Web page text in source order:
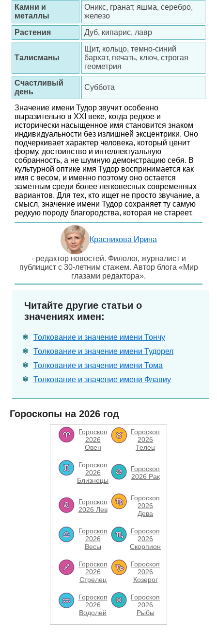
Камни и
металлы
Оникс, гранат, яшма, серебро,
железо
Растения
Дуб, кипарис, лавр
Талисманы
Щит, кольцо, темно-синий
бархат, печать, ключ, строгая
геометрия
Счастливый
день
Суббота
Значение имени Тудор звучит особенно
выразительно в XXI веке, когда редкое и
исторически насыщенное имя становится знаком
индивидуальности без излишней эксцентрики. Оно
подчеркивает характер человека, который ценит
форму, достоинство и интеллектуальную
собранность, а не шумную демонстрацию себя. В
культурной оптике имя Тудор воспринимается как
имя с весом, и именно поэтому оно остается
заметным среди более легковесных современных
вариантов. Для тех, кто ищет не просто звучание, а
смысл, значение имени Тудор сохраняет ту самую
редкую породу благородства, которая не стареет.
Красникова Ирина
- редактор новостей. Филолог, журналист и
публицист с 30-летним стажем. Автор блога «Мир
глазами редактора».
Читайте другие статьи о
значениях имен:
Толкование и значение имени Тончу
Толкование и значение имени Тудорел
Толкование и значение имени Тома
Толкование и значение имени Флавиу
Гороскопы на 2026 год
Гороскоп
2026
Овен
Гороскоп
2026
Телец
Гороскоп
2026
Близнецы
Гороскоп
2026 Рак
Гороскоп
2026 Лев
Гороскоп
2026
Дева
Гороскоп
2026
Весы
Гороскоп
2026
Скорпион
Гороскоп
2026
Стрелец
Гороскоп
2026
Козерог
Гороскоп
2026
Водолей
Гороскоп
2026
Рыбы